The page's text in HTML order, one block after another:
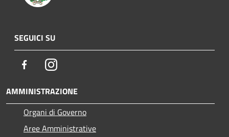
SEGUICI SU
FacebookInstagram
AMMINISTRAZIONE
Organi di Governo
Aree Amministrative